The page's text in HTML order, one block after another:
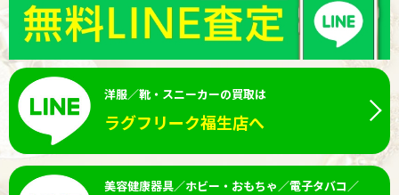
洋服／靴・スニーカーの買取は
ラグフリーク福生店へ
美容健康器具／ホビー・おもちゃ／電子タバコ／